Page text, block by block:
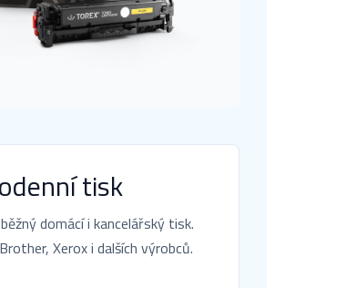
tisk
domácí i kancelářský tisk.
Xerox i dalších výrobců.